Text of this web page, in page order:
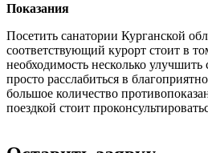
Показания
Посетить санатории Курганской
соответствующий курорт стоит в
необходимость несколько
просто расслабиться в
большое количество
поездкой стоит